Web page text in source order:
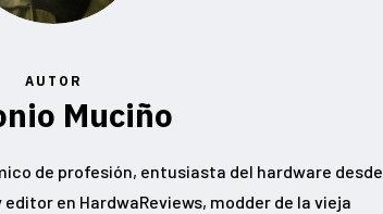
AUTOR
Muciño
de profesión, entusiasta del hardware desde
editor en HardwaReviews, modder de la vieja